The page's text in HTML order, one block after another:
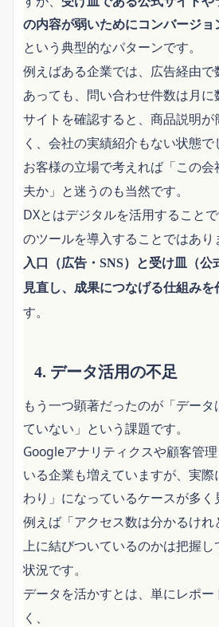
の内容が弱いためにコンバージョ
という典型的なパターンです。
例えばある企業では、広告経由
あっても、問い合わせ件数は月に
サイトを確認すると、商品説明
く、会社の実績紹介もない状態で
お客様の立場で考えれば「この
夫か」と迷うのも当然です。
DXとはデジタルを活用すること
のツールを導入することではあり
入口（広告・SNS）と受け皿（
見直し、成果につなげる仕組みを
す。
4. データ活用の不足
もう一つ顕著だったのが「デー
ていない」という課題です。
Googleアナリティクスや顧客管
いる企業も増えていますが、実
わり」になっているケースが多く
例えば「アクセス数は分かるけ
上に結びついているのかは把握し
状況です。
データを活かすとは、単にレポ
く、